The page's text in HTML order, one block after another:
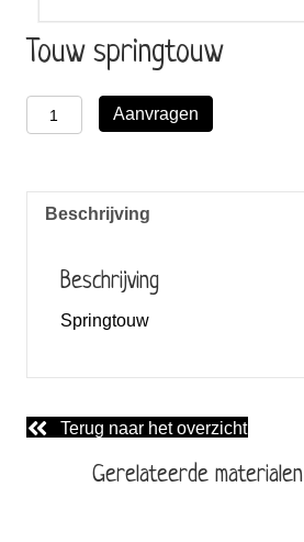
Touw springtouw
Touw
springtouw
Aanvragen
Beschrijving
Beschrijving
Springtouw
Terug naar het overzicht
Gerelateerde materialen